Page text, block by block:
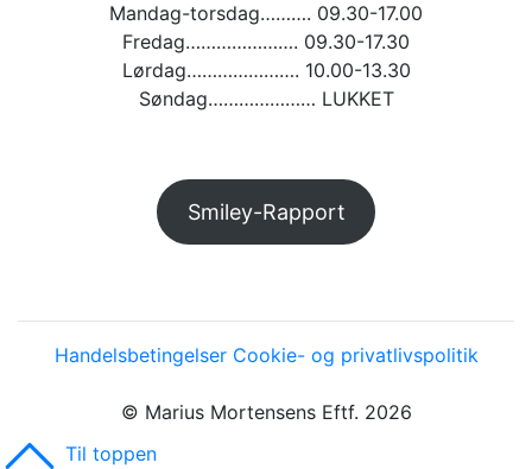
Mandag-torsdag………. 09.30-17.00
Fredag…………………. 09.30-17.30
Lørdag…………………. 10.00-13.30
Søndag………………… LUKKET
Smiley-Rapport
Handelsbetingelser Cookie- og privatlivspolitik
© Marius Mortensens Eftf. 2026
Til toppen